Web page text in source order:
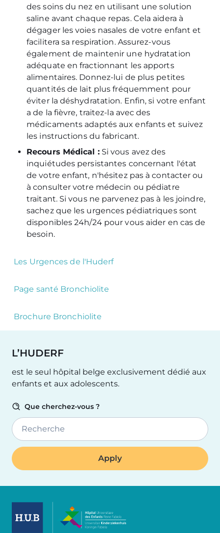
des soins du nez en utilisant une solution
saline avant chaque repas. Cela aidera à
dégager les voies nasales de votre enfant et
facilitera sa respiration. Assurez-vous
également de maintenir une hydratation
adéquate en fractionnant les apports
alimentaires. Donnez-lui de plus petites
quantités de lait plus fréquemment pour
éviter la déshydratation. Enfin, si votre enfant
a de la fièvre, traitez-la avec des
médicaments adaptés aux enfants et suivez
les instructions du fabricant.
Recours Médical :Si vous avez des
inquiétudes persistantes concernant l'état
de votre enfant, n'hésitez pas à contacter ou
à consulter votre médecin ou pédiatre
traitant. Si vous ne parvenez pas à les joindre,
sachez que les urgences pédiatriques sont
disponibles 24h/24 pour vous aider en cas de
besoin.
Les Urgences de l'Huderf
Page santé Bronchiolite
Brochure Bronchiolite
L’HUDERF
est le seul hôpital belge exclusivement dédié aux
enfants et aux adolescents.
Que cherchez-vous ?
Recherche